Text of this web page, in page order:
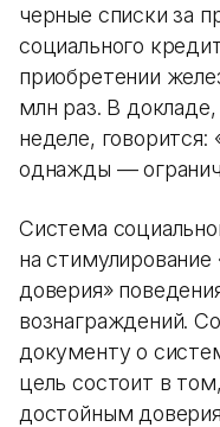
черные списки за
социального
приобретении
млн раз. В
неделе,
однажды —
Система
на
доверия»
вознаграждений.
документу о
цель состоит в
достойным доверия